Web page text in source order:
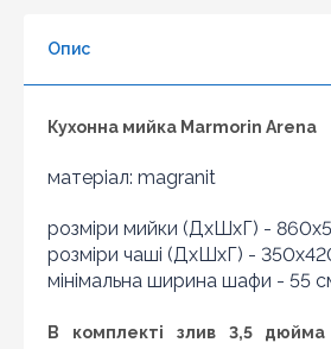
7
8
9
10
Опис
Кухонна мийка Marmorin Arena
матеріал: magranit
розміри мийки (ДхШхГ) -
розміри чаші (ДхШхГ) -
мінімальна ширина шафи - 55
В комплекті злив 3,5 дюйма